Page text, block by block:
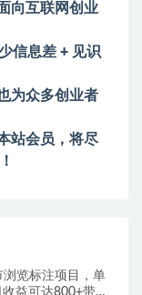
向互联网创业
信息差 + 见识
为众多创业者
站会员，将尽
览标注项目，单